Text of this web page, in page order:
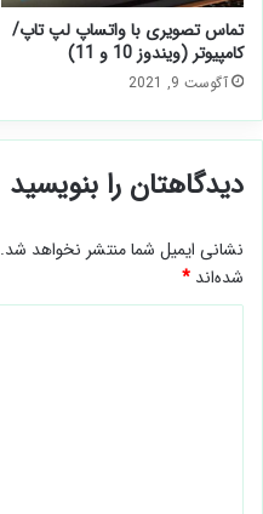
تماس تصویری با واتساپ لپ تاپ/
کامپیوتر (ویندوز 10 و 11)
آگوست 9, 2021
دیدگاهتان را بنویسید
نشانی ایمیل شما منتشر نخواهد شد.
شده‌اند *